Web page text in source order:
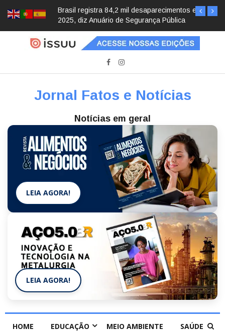
Brasil registra 84,2 mil desaparecimentos em
2025, diz Anuário de Segurança Pública
Jornal Fatos e Notícias
Notícias em geral
LEIA AGORA!
LEIA AGORA!
HOME EDUCAÇÃO MEIO AMBIENTE SAÚDE